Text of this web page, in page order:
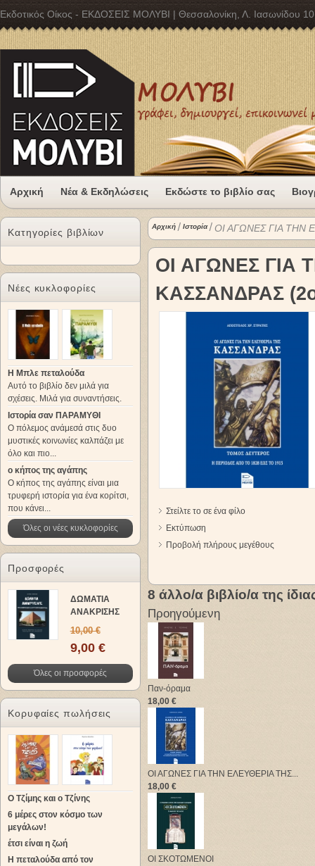
Εκδοτικός Οίκος - ΕΚΔΟΣΕΙΣ ΜΟΛΥΒΙ | Θεσσαλονίκη, Λ. Ιασωνίδου
Αρχική Νέα & Εκδηλώσεις Εκδώστε το βιβλίο σας
Κατηγορίες βιβλίων
Νέες κυκλοφορίες
Η Μπλε πεταλούδα
Αυτό το βιβλίο δεν μιλά για
σχέσεις. Μιλά για συναντήσεις.
Ιστορία σαν ΠΑΡΑΜΥΘΙ
Ο πόλεμος ανάμεσά στις δυο
μυστικές κοινωνίες καλπάζει με
όλο και πιο...
ο κήπος της αγάπης
Ο κήπος της αγάπης είναι μια
τρυφερή ιστορία για ένα κορίτσι,
που κάνει...
Όλες οι νέες κυκλοφορίες
Προσφορές
ΔΩΜΑΤΙΑ
ΑΝΑΚΡΙΣΗΣ
10,00 €
9,00 €
Όλες οι προσφορές
Κορυφαίες πωλήσεις
Ο Τζίμης και ο Τζίνης
6 μέρες στον κόσμο των
μεγάλων!
έτσι είναι η ζωή
Η πεταλούδα από τον
Αρχική Ιστορία ΟΙ ΑΓΩΝΕΣ ΓΙΑ ΤΗΝ
ΟΙ ΑΓΩΝΕΣ ΓΙΑ
ΚΑΣΣΑΝΔΡΑΣ
Στείλτε το σε ένα φίλο
Εκτύπωση
Προβολή πλήρους μεγέθους
8 άλλο/α βιβλίο/α της
Προηγούμενη
Παν-όραμα
18,00 €
ΟΙ ΑΓΩΝΕΣ ΓΙΑ ΤΗΝ ΕΛΕΥΘΕΡΙΑ ΤΗΣ...
18,00 €
ΟΙ ΣΚΟΤΩΜΕΝΟΙ